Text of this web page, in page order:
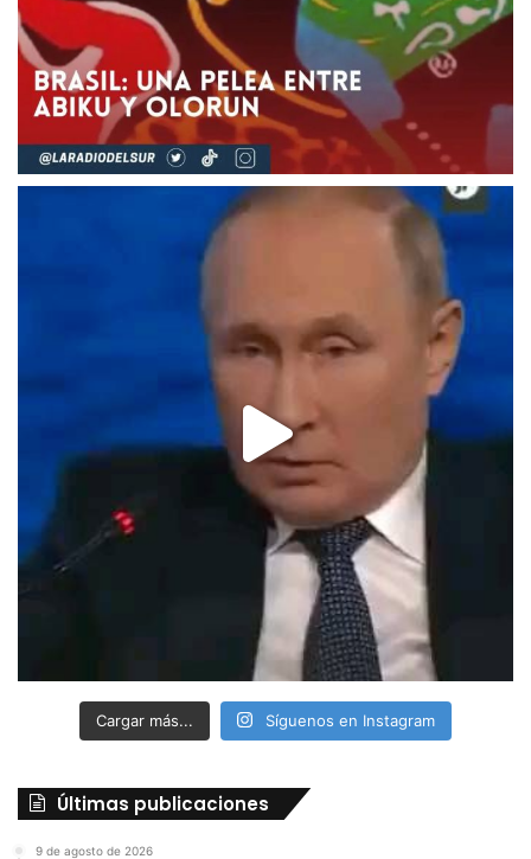
Cargar más... Síguenos en Instagram
Últimas publicaciones
9 de agosto de 2026